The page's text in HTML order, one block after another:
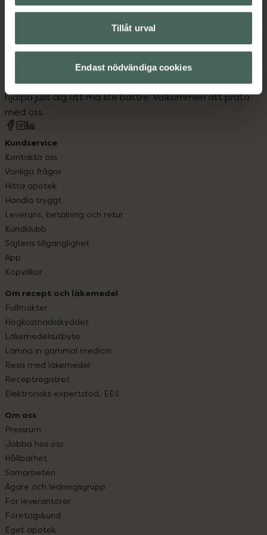
Tillåt urval
Endast nödvändiga cookies
Kronans Apotek finns här för dig. Du hittar oss från Skåne i
syd till Lappland i norr, och online i mobilen och på
datorn. Oavsett vem du är så är det vårt uppdrag att
hjälpa just dig att må lite bättre. Välkommen att prata
med oss.
Kundservice
Kontakta oss
Vanliga frågor
Hitta apotek
Handla tryggt
Leverans, betalning och retur
Kundklubb
Sajtens tillgänglighet
App
Köpvillkor
Om recept och läkemedel
Fullmakter
Högkostnadsskyddet
Läkemedelsutbyte
Lämna in gammal medicin
Resa med läkemedel
Receptregistret
Elektroniskt expertstöd, EES
Om oss
Pressrum
Jobba hos oss
Hållbarhet
Samarbeten
Ägare och ledningsgrupp
För leverantörer
Företagskund
Eget apotek